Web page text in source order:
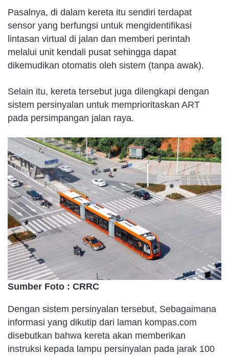
Pasalnya, di dalam kereta itu sendiri terdapat
sensor yang berfungsi untuk mengidentifikasi
lintasan virtual di jalan dan memberi perintah
melalui unit kendali pusat sehingga dapat
dikemudikan otomatis oleh sistem (tanpa awak).
Selain itu, kereta tersebut juga dilengkapi dengan
sistem persinyalan untuk memprioritaskan ART
pada persimpangan jalan raya.
Sumber Foto : CRRC
Dengan sistem persinyalan tersebut, Sebagaimana
informasi yang dikutip dari laman kompas.com
disebutkan bahwa kereta akan memberikan
instruksi kepada lampu persinyalan pada jarak 100